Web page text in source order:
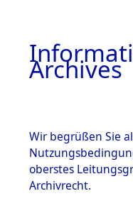
Archives
Wir begrüßen Sie
oberstes
Archivrecht.